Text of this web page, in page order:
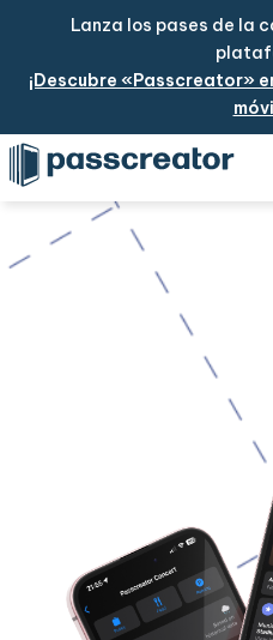
Lanza los pases de la
¡Descubre «Passcreator»